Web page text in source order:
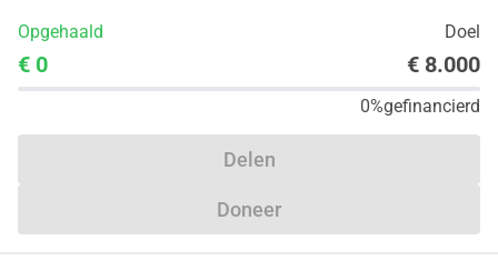
Opgehaald Doel
€ 0 € 8.000
0%gefinancierd
Delen
Doneer